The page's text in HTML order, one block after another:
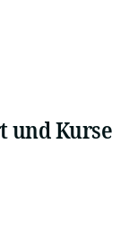
und Kurse